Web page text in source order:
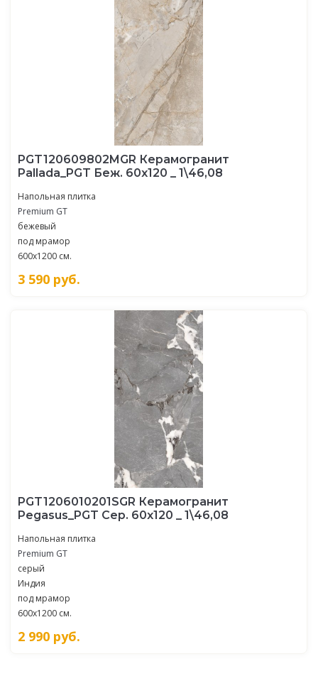
PGT120609802MGR Керамогранит
Pallada_PGT Беж. 60x120 _ 1\46,08
Напольная плитка
Premium GT
бежевый
под мрамор
600x1200 см.
3 590 руб.
PGT1206010201SGR Керамогранит
Pegasus_PGT Сер. 60x120 _ 1\46,08
Напольная плитка
Premium GT
серый
Индия
под мрамор
600x1200 см.
2 990 руб.